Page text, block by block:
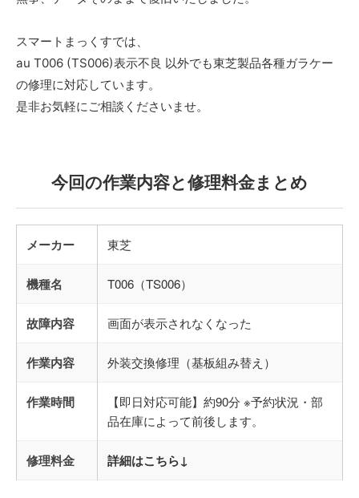
スマートまっくすでは、
au T006 (TS006)表示不良 以外でも東芝製品各種ガラケー
の修理に対応しています。
是非お気軽にご相談くださいませ。
今回の作業内容と修理料金まとめ
メーカー 東芝
機種名 T006（TS006）
故障内容 画面が表示されなくなった
作業内容 外装交換修理（基板組み替え）
作業時間
【即日対応可能】約90分 ※予約状況・部
品在庫によって前後します。
修理料金 詳細はこちら↓